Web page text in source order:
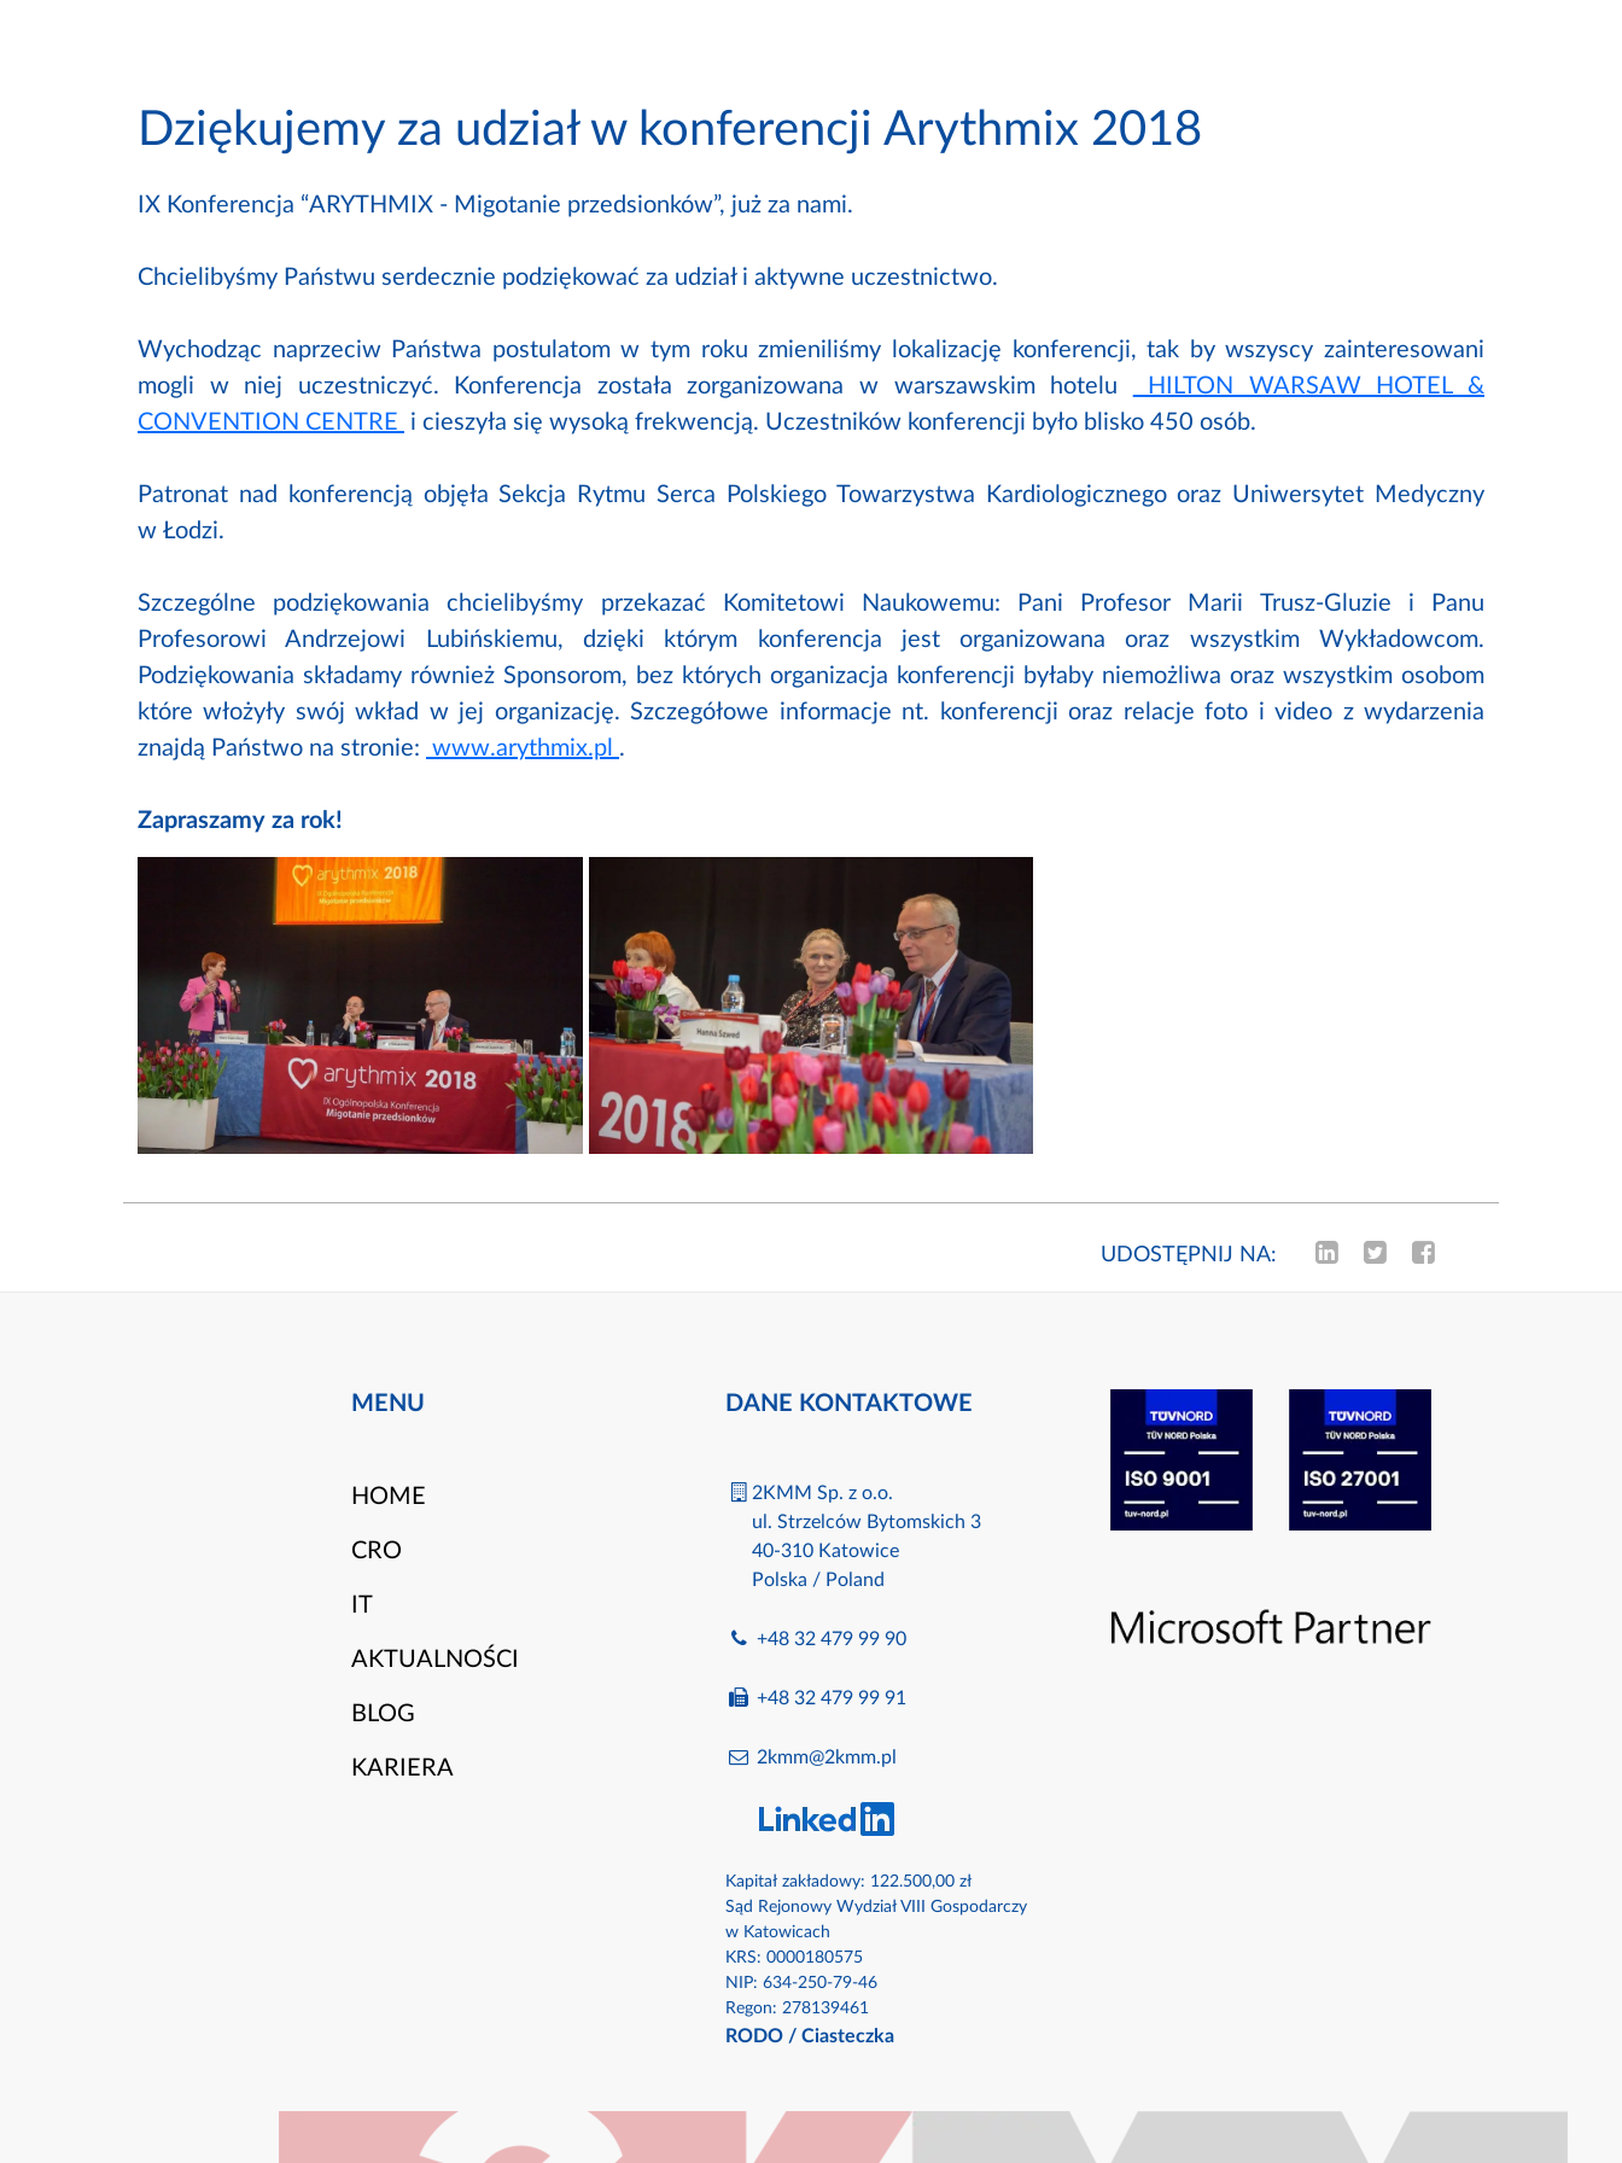
Dziękujemy za udział w konferencji Arythmix 2018
IX Konferencja “ARYTHMIX - Migotanie przedsionków”, już za nami.
Chcielibyśmy Państwu serdecznie podziękować za udział i aktywne uczestnictwo.
Wychodząc naprzeciw Państwa postulatom w tym roku zmieniliśmy lokalizację konferencji, tak by wszyscy zainteresowani
mogli w niej uczestniczyć. Konferencja została zorganizowana w warszawskim hotelu
HILTON WARSAW HOTEL &
CONVENTION CENTRE i cieszyła się wysoką frekwencją. Uczestników konferencji było blisko 450 osób.
Patronat nad konferencją objęła Sekcja Rytmu Serca Polskiego Towarzystwa Kardiologicznego oraz Uniwersytet Medyczny
w Łodzi.
Szczególne podziękowania chcielibyśmy przekazać Komitetowi Naukowemu: Pani Profesor Marii Trusz-Gluzie i Panu
Profesorowi Andrzejowi Lubińskiemu, dzięki którym konferencja jest organizowana oraz wszystkim Wykładowcom.
Podziękowania składamy również Sponsorom, bez których organizacja konferencji byłaby niemożliwa oraz wszystkim osobom
które włożyły swój wkład w jej organizację. Szczegółowe informacje nt. konferencji oraz relacje foto i video z wydarzenia
znajdą Państwo na stronie: www.arythmix.pl .
Zapraszamy za rok!
UDOSTĘPNIJ NA:
MENU
HOME
CRO
IT
AKTUALNOŚCI
BLOG
KARIERA
DANE KONTAKTOWE
2KMM Sp. z o.o.
ul. Strzelców Bytomskich 3
40-310 Katowice
Polska / Poland
+48 32 479 99 90
+48 32 479 99 91
2kmm@2kmm.pl
Kapitał zakładowy: 122.500,00 zł
Sąd Rejonowy Wydział VIII Gospodarczy
w Katowicach
KRS: 0000180575​
NIP: 634-250-79-46​
Regon: 278139461
RODO/ Ciasteczka